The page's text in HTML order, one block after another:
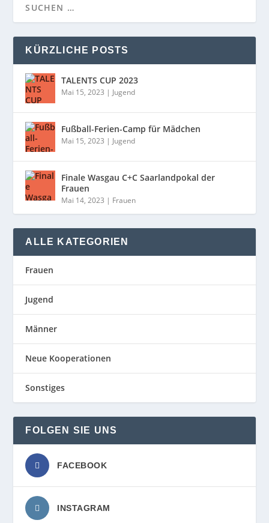
KÜRZLICHE POSTS
TALENTS CUP 2023
Mai 15, 2023 | Jugend
Fußball-Ferien-Camp für Mädchen
Mai 15, 2023 | Jugend
Finale Wasgau C+C Saarlandpokal der
Frauen
Mai 14, 2023 | Frauen
ALLE KATEGORIEN
Frauen
Jugend
Männer
Neue Kooperationen
Sonstiges
FOLGEN SIE UNS
FACEBOOK
INSTAGRAM